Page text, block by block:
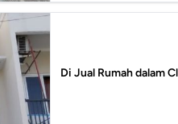
Di Jual Rumah dalam